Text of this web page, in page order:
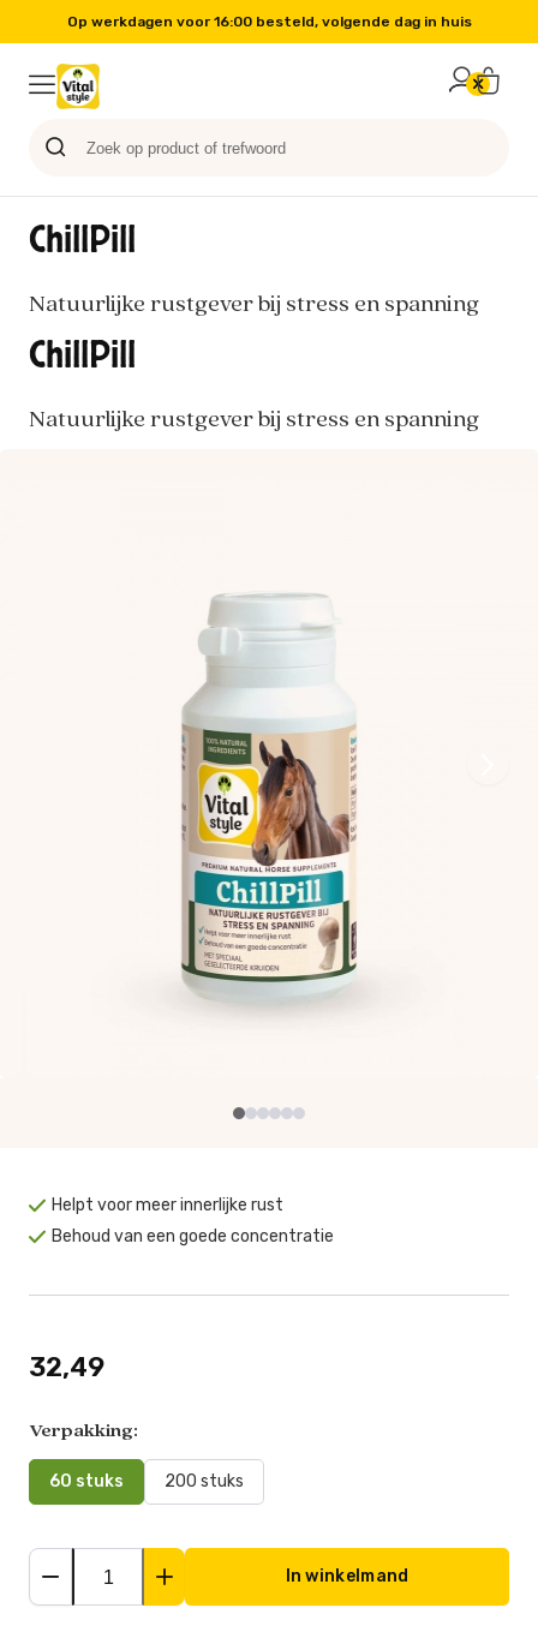
Op werkdagen voor 16:00 besteld, volgende dag in huis
ChillPill
Natuurlijke rustgever bij stress en spanning
ChillPill
Natuurlijke rustgever bij stress en spanning
Helpt voor meer innerlijke rust
Behoud van een goede concentratie
Verpakking:
60 stuks 200 stuks
32,49
In winkelmand